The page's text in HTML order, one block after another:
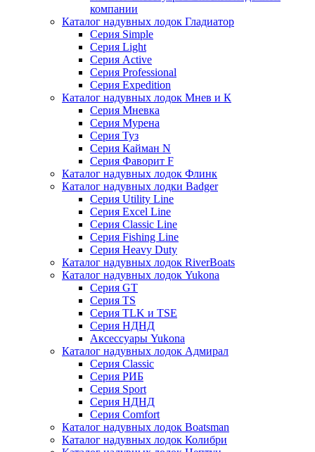
компании
Каталог надувных лодок Гладиатор
Серия Simple
Серия Light
Серия Active
Серия Professional
Серия Expedition
Каталог надувных лодок Мнев и К
Серия Мневка
Серия Мурена
Серия Туз
Серия Кайман N
Серия Фаворит F
Каталог надувных лодок Флинк
Каталог надувных лодки Badger
Серия Utility Line
Серия Excel Line
Серия Classic Line
Серия Fishing Line
Серия Heavy Duty
Каталог надувных лодок RiverBoats
Каталог надувных лодок Yukona
Серия GT
Серия TS
Серия TLK и TSE
Серия НДНД
Аксессуары Yukona
Каталог надувных лодок Адмирал
Серия Classic
Серия РИБ
Серия Sport
Серия НДНД
Серия Comfort
Каталог надувных лодок Boatsman
Каталог надувных лодок Колибри